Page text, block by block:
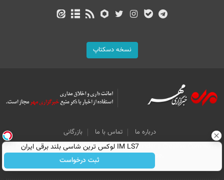
نسخه دسکتاپ
درباره ما تماس با ما
بازرگانی
All Content by Mehr News Agency is licensed under a Creative Commons
Attribution 4.0 International License.
IM LS7 لوکس ترین شاسی بلند برقی ایران
ثبت درخواست